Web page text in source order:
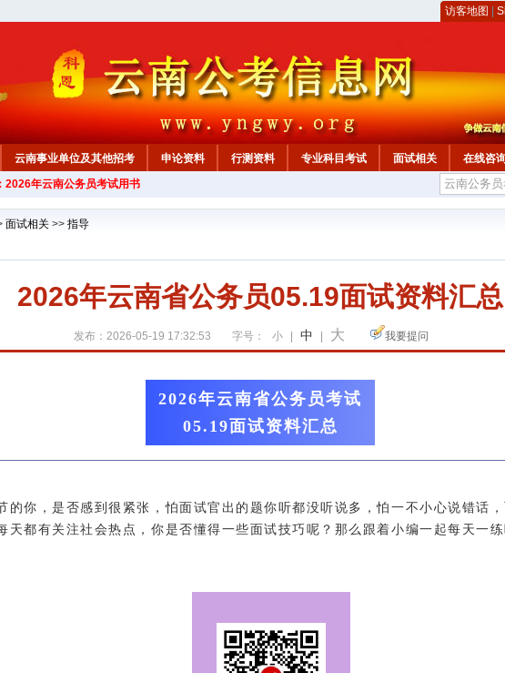
访客地图
云南事业单位及其他招考 申论资料 行测资料 专业科目考试 面试相关 在线咨
2026年云南公务员考试用书
面试相关 >> 指导
2026年云南省公务员05.19面试资料汇总
发布：2026-05-19 17:32:53 字号： 小 中 大 我要提问
2026年云南省公务员考试
05.19面试资料汇总
的你，是否感到很紧张，怕面试官出的题你听都没听说多，怕一不小心说错话，
天都有关注社会热点，你是否懂得一些面试技巧呢？那么跟着小编一起每天一